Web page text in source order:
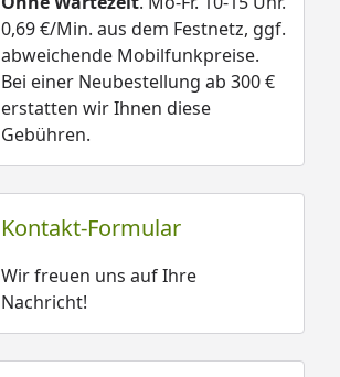
0,69 €/Min. aus dem Festnetz, ggf.
abweichende Mobilfunkpreise.
Bei einer Neubestellung ab 300 €
erstatten wir Ihnen diese
Gebühren.
Kontakt-Formular
Wir freuen uns auf Ihre
Nachricht!